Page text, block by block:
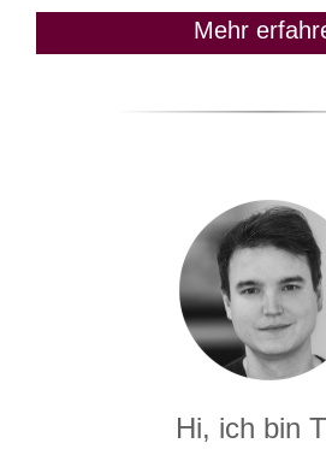
Mehr
Hi, ich bin